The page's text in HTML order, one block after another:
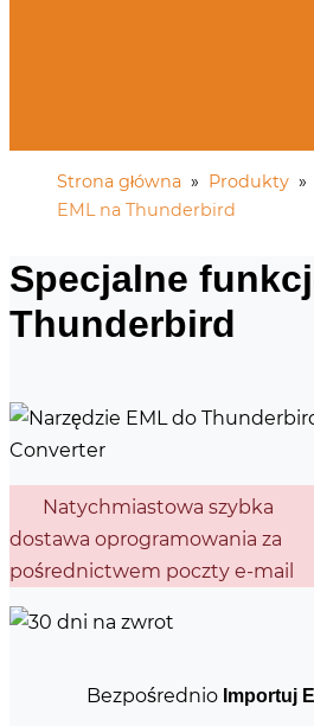
Strona główna » Produkty »
EML na Thunderbird
Specjalne
Thunderbird
Natychmiastowa szybka
dostawa oprogramowania za
pośrednictwem poczty e-mail
Bezpośrednio Importuj